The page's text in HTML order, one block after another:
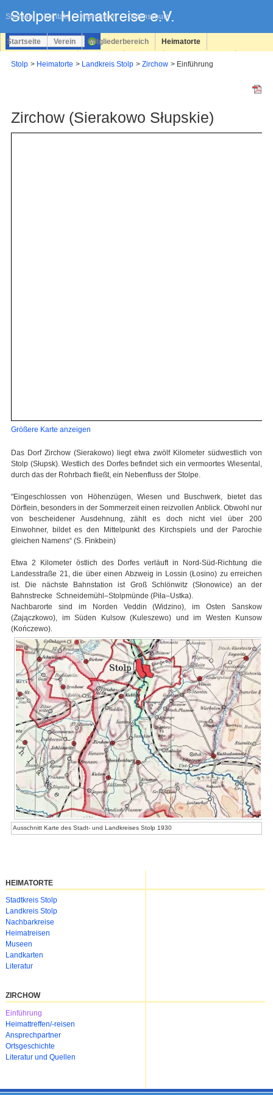
Sitemap Kontakt Impressum Datenschutz
überspringen
Startseite Verein Mitgliederbereich Heimatorte
Stolp Heimatorte Landkreis Stolp Zirchow Einführung
Zirchow (Sierakowo Słupskie)
Größere Karte anzeigen
Das Dorf Zirchow (Sierakowo) liegt etwa zwölf Kilometer südwestlich von
Stolp (Słupsk). Westlich des Dorfes befindet sich ein vermoortes Wiesental,
durch das der Rohrbach fließt, ein Nebenfluss der Stolpe.
"Eingeschlossen von Höhenzügen, Wiesen und Buschwerk, bietet das
Dörflein, besonders in der Sommerzeit einen reizvollen Anblick. Obwohl nur
von bescheidener Ausdehnung, zählt es doch nicht viel über 200
Einwohner, bildet es den Mittelpunkt des Kirchspiels und der Parochie
gleichen Namens“ (S. Finkbein)
Etwa 2 Kilometer östlich des Dorfes verläuft in Nord-Süd-Richtung die
Landesstraße 21, die über einen Abzweig in Lossin (Łosino) zu erreichen
ist. Die nächste Bahnstation ist Groß Schlönwitz (Słonowice) an der
Bahnstrecke Schneidemühl–Stolpmünde (Piła–Ustka).
Nachbarorte sind im Norden Veddin (Widzino), im Osten Sanskow
(Zajączkowo), im Süden Kulsow (Kuleszewo) und im Westen Kunsow
(Kończewo).
Ausschnitt Karte des Stadt- und Landkreises Stolp 1930
HEIMATORTE
Navigation
überspringen
Stadtkreis Stolp
Landkreis Stolp
Nachbarkreise
Heimatreisen
Museen
Landkarten
Literatur
ZIRCHOW
Navigation
überspringen
Einführung
Heimattreffen/-reisen
Ansprechpartner
Ortsgeschichte
Literatur und Quellen